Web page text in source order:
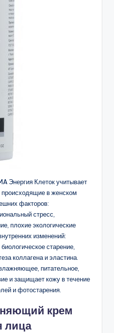
Энергия Клеток учитывает
в женском
факторов:
стресс,
плохие экологические
изменений:
старение,
коллагена и эластина.
питательное,
и защищает кожу в течение
и фотостарения.
крем
лица